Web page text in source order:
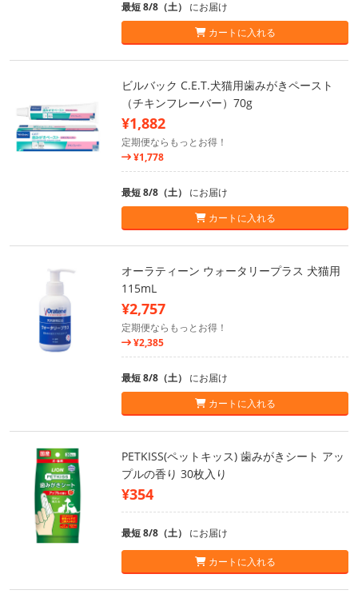
最短 8/8（土） にお届け
カートに入れる
ビルバック C.E.T.犬猫用歯みがきペースト
（チキンフレーバー）70g
¥1,882
定期便ならもっとお得！
¥1,778
最短 8/8（土） にお届け
カートに入れる
オーラティーン ウォータリープラス 犬猫用
115mL
¥2,757
定期便ならもっとお得！
¥2,385
最短 8/8（土） にお届け
カートに入れる
PETKISS(ペットキッス) 歯みがきシート アッ
プルの香り 30枚入り
¥354
最短 8/8（土） にお届け
カートに入れる